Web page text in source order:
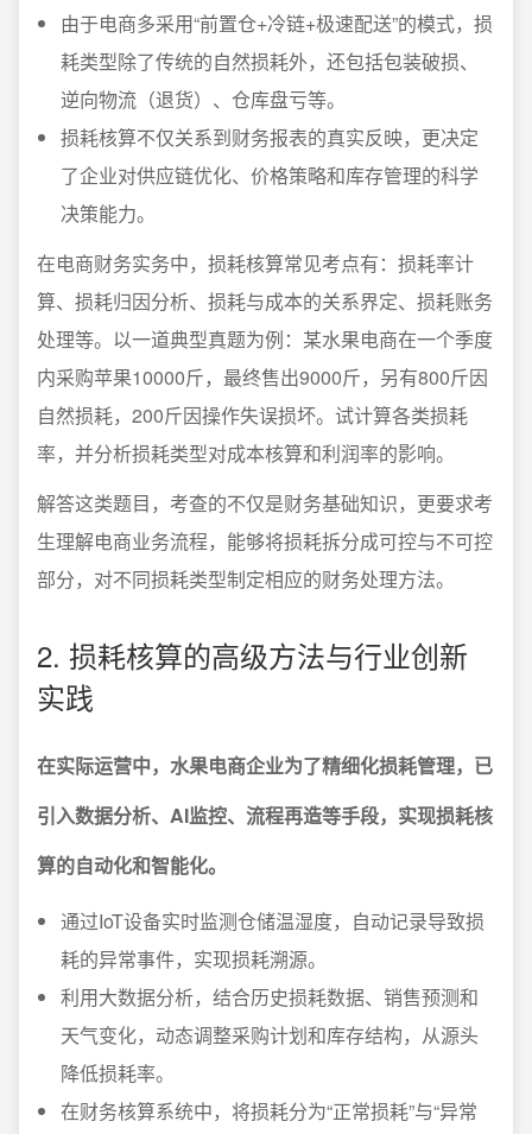
由于电商多采用“前置仓+冷链+极速配送”的模式，损
耗类型除了传统的自然损耗外，还包括包装破损、
逆向物流（退货）、仓库盘亏等。
损耗核算不仅关系到财务报表的真实反映，更决定
了企业对供应链优化、价格策略和库存管理的科学
决策能力。
在电商财务实务中，损耗核算常见考点有：损耗率计
算、损耗归因分析、损耗与成本的关系界定、损耗账务
处理等。以一道典型真题为例：某水果电商在一个季度
内采购苹果10000斤，最终售出9000斤，另有800斤因
自然损耗，200斤因操作失误损坏。试计算各类损耗
率，并分析损耗类型对成本核算和利润率的影响。
解答这类题目，考查的不仅是财务基础知识，更要求考
生理解电商业务流程，能够将损耗拆分成可控与不可控
部分，对不同损耗类型制定相应的财务处理方法。
2. 损耗核算的高级方法与行业创新
实践
在实际运营中，水果电商企业为了精细化损耗管理，已
引入数据分析、AI监控、流程再造等手段，实现损耗核
算的自动化和智能化。
通过IoT设备实时监测仓储温湿度，自动记录导致损
耗的异常事件，实现损耗溯源。
利用大数据分析，结合历史损耗数据、销售预测和
天气变化，动态调整采购计划和库存结构，从源头
降低损耗率。
在财务核算系统中，将损耗分为“正常损耗”与“异常